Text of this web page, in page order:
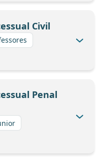
Civil
Penal